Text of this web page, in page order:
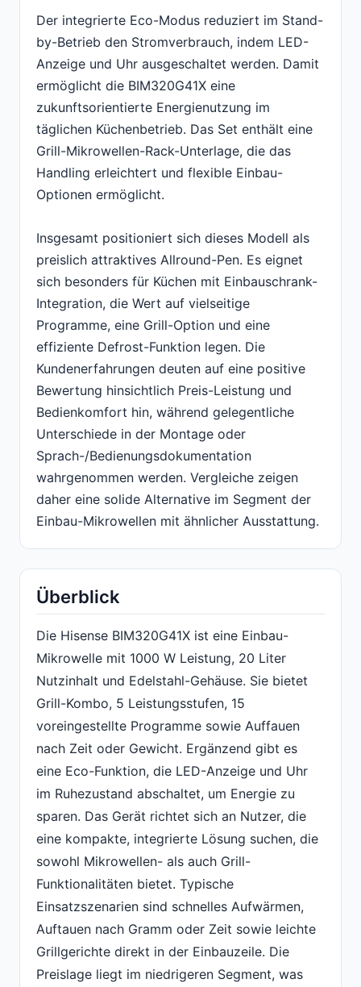
Der integrierte Eco-Modus reduziert im Stand-
by-Betrieb den Stromverbrauch, indem LED-
Anzeige und Uhr ausgeschaltet werden. Damit
ermöglicht die BIM320G41X eine
zukunftsorientierte Energienutzung im
täglichen Küchenbetrieb. Das Set enthält eine
Grill-Mikrowellen-Rack-Unterlage, die das
Handling erleichtert und flexible Einbau-
Optionen ermöglicht.
Insgesamt positioniert sich dieses Modell als
preislich attraktives Allround-Pen. Es eignet
sich besonders für Küchen mit Einbauschrank-
Integration, die Wert auf vielseitige
Programme, eine Grill-Option und eine
effiziente Defrost-Funktion legen. Die
Kundenerfahrungen deuten auf eine positive
Bewertung hinsichtlich Preis-Leistung und
Bedienkomfort hin, während gelegentliche
Unterschiede in der Montage oder
Sprach-/Bedienungsdokumentation
wahrgenommen werden. Vergleiche zeigen
daher eine solide Alternative im Segment der
Einbau-Mikrowellen mit ähnlicher Ausstattung.
Überblick
Die Hisense BIM320G41X ist eine Einbau-
Mikrowelle mit 1000 W Leistung, 20 Liter
Nutzinhalt und Edelstahl-Gehäuse. Sie bietet
Grill-Kombo, 5 Leistungsstufen, 15
voreingestellte Programme sowie Auffauen
nach Zeit oder Gewicht. Ergänzend gibt es
eine Eco-Funktion, die LED-Anzeige und Uhr
im Ruhezustand abschaltet, um Energie zu
sparen. Das Gerät richtet sich an Nutzer, die
eine kompakte, integrierte Lösung suchen, die
sowohl Mikrowellen- als auch Grill-
Funktionalitäten bietet. Typische
Einsatzszenarien sind schnelles Aufwärmen,
Auftauen nach Gramm oder Zeit sowie leichte
Grillgerichte direkt in der Einbauzeile. Die
Preislage liegt im niedrigeren Segment, was